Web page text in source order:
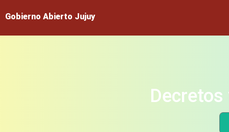
Gobierno Abierto Jujuy